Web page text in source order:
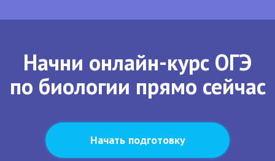
Начни онлайн-курс ОГЭ
по биологии прямо сейчас
Начать подготовку